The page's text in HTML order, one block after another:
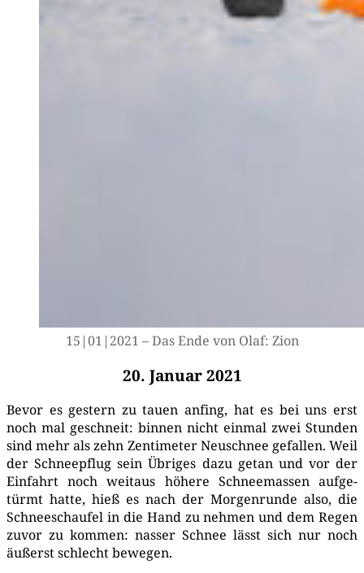
15|01|2021 – Das Ende von Olaf: Zion
20. Januar 2021
Bevor es ges­tern zu tau­en anfing, hat es bei uns erst
noch mal geschneit: bin­nen nicht ein­mal zwei Stun­den
sind mehr als zehn Zen­ti­me­ter Neu­schnee gefal­len. Weil
der Schnee­pflug sein Übri­ges dazu getan und vor der
Ein­fahrt noch weit­aus höhe­re Schnee­mas­sen auf­ge­
türmt hat­te, hieß es nach der Mor­gen­run­de also, die
Schnee­schau­fel in die Hand zu neh­men und dem Regen
zuvor zu kom­men: nas­ser Schnee lässt sich nur noch
äußerst schlecht bewegen.